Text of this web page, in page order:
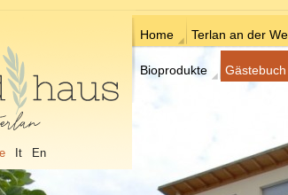
It En
Home Terlan an der
Bioprodukte Gästebuch